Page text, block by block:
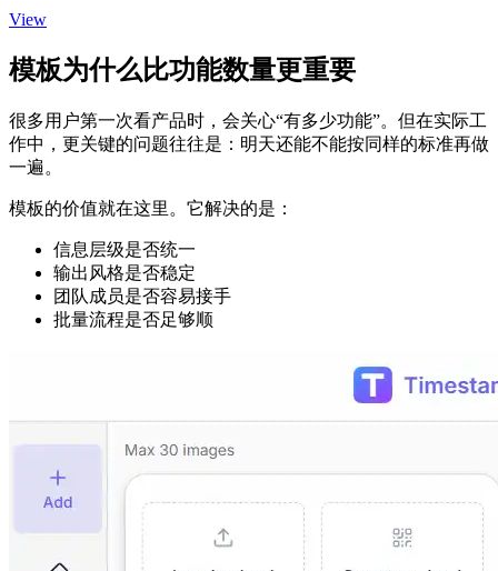
View
模板为什么比功能数量更重要
很多用户第一次看产品时，会关心“有多少功能”。但在实际工
作中，更关键的问题往往是：明天还能不能按同样的标准再做
一遍。
模板的价值就在这里。它解决的是：
信息层级是否统一
输出风格是否稳定
团队成员是否容易接手
批量流程是否足够顺